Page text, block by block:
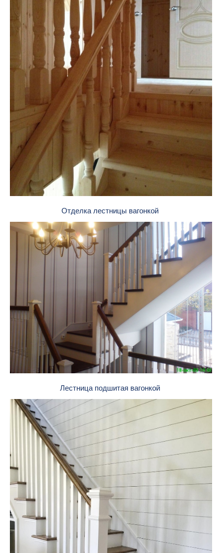
Отделка лестницы вагонкой
Лестница подшитая вагонкой